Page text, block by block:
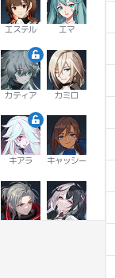
エステル エマ
カティア カミロ
キアラ キャッシー